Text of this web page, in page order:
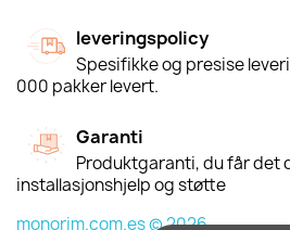
leveringspolicy
Spesifikke og presise
000 pakker levert.
Garanti
Produktgaranti, du får det
installasjonshjelp og støtte
monorim.com.es © 2026